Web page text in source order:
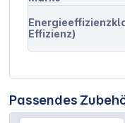
Effizienz)
Passendes